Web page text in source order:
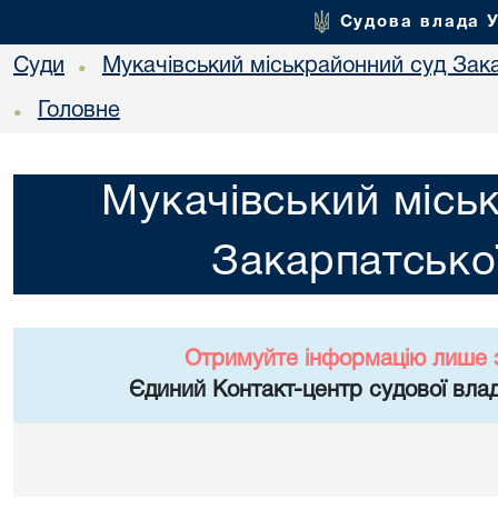
Судова влада
Суди • Мукачівський міськрайонний суд
• Головне
Мукачівський
Отримуйте інформацію лише
Єдиний Контакт-центр судової